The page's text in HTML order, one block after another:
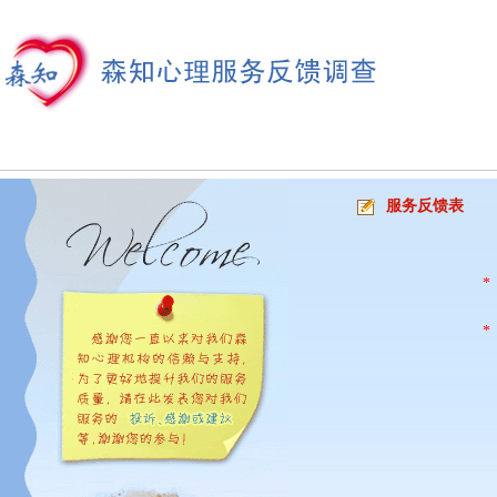
服务反馈表
*
*